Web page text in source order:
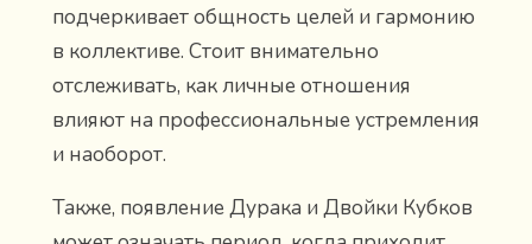
подчеркивает общность целей и гармонию
в коллективе. Стоит внимательно
отслеживать, как личные отношения
влияют на профессиональные устремления
и наоборот.
Также, появление Дурака и Двойки Кубков